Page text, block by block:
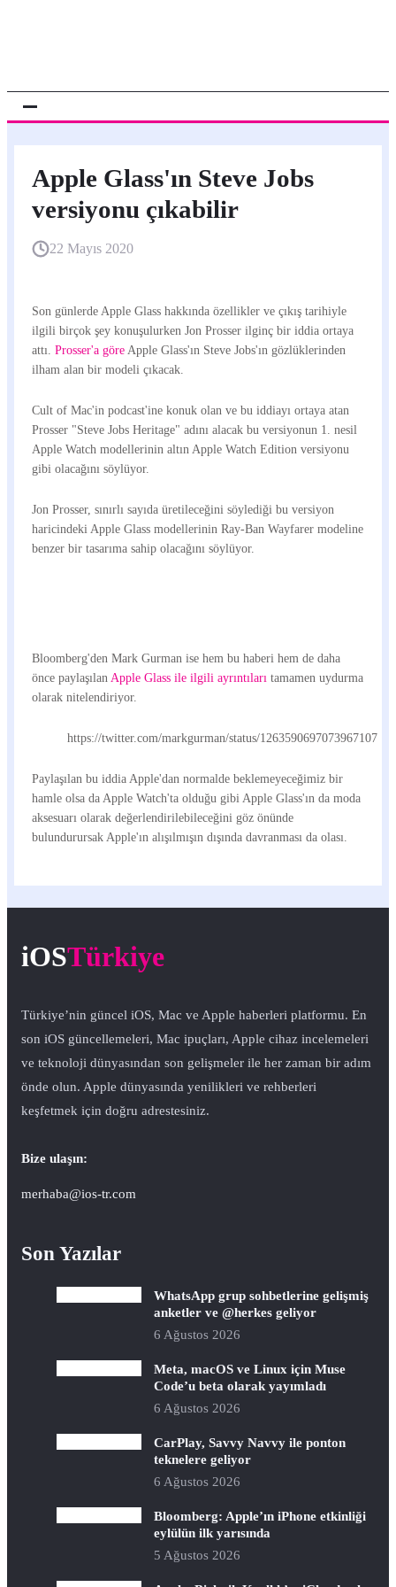
Apple Glass'ın Steve Jobs
versiyonu çıkabilir
22 Mayıs 2020
Son günlerde Apple Glass hakkında özellikler ve çıkış tarihiyle
ilgili birçok şey konuşulurken Jon Prosser ilginç bir iddia ortaya
attı. Prosser'a göre Apple Glass'ın Steve Jobs'ın gözlüklerinden
ilham alan bir modeli çıkacak.
Cult of Mac'in podcast'ine konuk olan ve bu iddiayı ortaya atan
Prosser "Steve Jobs Heritage" adını alacak bu versiyonun 1. nesil
Apple Watch modellerinin altın Apple Watch Edition versiyonu
gibi olacağını söylüyor.
Jon Prosser, sınırlı sayıda üretileceğini söylediği bu versiyon
haricindeki Apple Glass modellerinin Ray-Ban Wayfarer modeline
benzer bir tasarıma sahip olacağını söylüyor.
Bloomberg'den Mark Gurman ise hem bu haberi hem de daha
önce paylaşılan Apple Glass ile ilgili ayrıntıları tamamen uydurma
olarak nitelendiriyor.
https://twitter.com/markgurman/status/1263590697073967107
Paylaşılan bu iddia Apple'dan normalde beklemeyeceğimiz bir
hamle olsa da Apple Watch'ta olduğu gibi Apple Glass'ın da moda
aksesuarı olarak değerlendirilebileceğini göz önünde
bulundurursak Apple'ın alışılmışın dışında davranması da olası.
iOSTürkiye
Türkiye’nin güncel iOS, Mac ve Apple haberleri platformu. En
son iOS güncellemeleri, Mac ipuçları, Apple cihaz incelemeleri
ve teknoloji dünyasından son gelişmeler ile her zaman bir adım
önde olun. Apple dünyasında yenilikleri ve rehberleri
keşfetmek için doğru adrestesiniz.
Bize ulaşın:
merhaba@ios-tr.com
Son Yazılar
WhatsApp grup sohbetlerine gelişmiş
anketler ve @herkes geliyor
6 Ağustos 2026
Meta, macOS ve Linux için Muse
Code’u beta olarak yayımladı
6 Ağustos 2026
CarPlay, Savvy Navvy ile ponton
teknelere geliyor
6 Ağustos 2026
Bloomberg: Apple’ın iPhone etkinliği
eylülün ilk yarısında
5 Ağustos 2026